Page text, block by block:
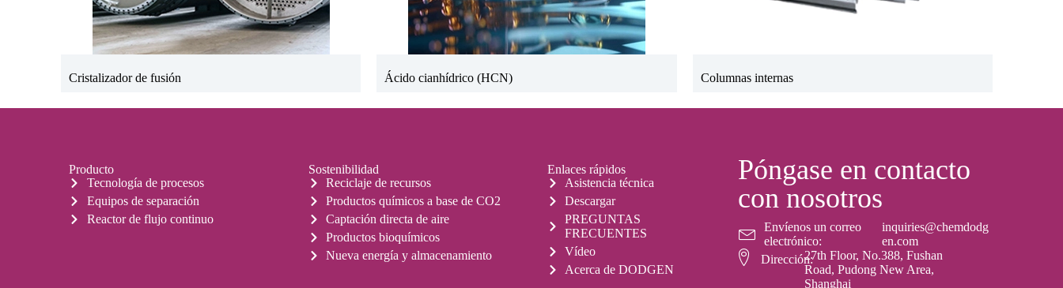
Cristalizador de fusión Ácido cianhídrico (HCN) Columnas internas
Producto
Tecnología de procesos
Equipos de separación
Reactor de flujo continuo
Sostenibilidad
Reciclaje de recursos
Productos químicos a base de CO2
Captación directa de aire
Productos bioquímicos
Nueva energía y almacenamiento
Enlaces rápidos
Asistencia técnica
Descargar
PREGUNTAS
FRECUENTES
Vídeo
Acerca de DODGEN
Póngase en contacto
con nosotros
Envíenos un correo
electrónico:
inquiries@chemdodg
en.com
Dirección:27th Floor, No.388, Fushan
Road, Pudong New Area,
Shanghai